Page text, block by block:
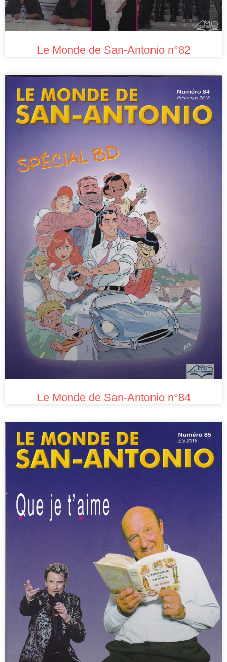
Le Monde de San-Antonio n°82
Le Monde de San-Antonio n°84